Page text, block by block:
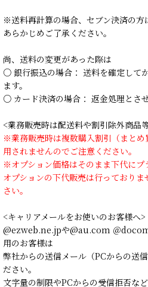
※送料再計算の場合、セブン決済の方
あらかじめご了承ください。
尚、送料の変更があった際は
○ 銀行振込の場合： 送料を確定して
ます。
○ カード決済の場合： 返金処理とさ
<業務販売時は配送料や割引除外商品
※業務販売時は複数購入割引（まと
用されませんのでご注意ください。
※オプション価格はそのまま下代にプ
オプションの下代販売は行っており
さい。
<キャリアメールをお使いのお客様へ>
@ezweb.ne.jpや@au.com ＠
用のお客様は
弊社からの送信メール（PCからの送
ださい。
文字量の制限やPCからの受信拒否な